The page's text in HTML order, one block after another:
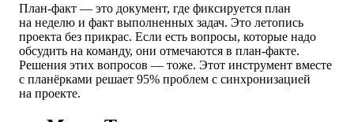
План-факт — это документ, где фиксируется план
на неделю и факт выполненных задач. Это летопись
проекта без прикрас. Если есть вопросы, которые надо
обсудить на команду, они отмечаются в план-факте.
Решения этих вопросов — тоже. Этот инструмент вместе
с планёрками решает 95% проблем с синхронизацией
на проекте.